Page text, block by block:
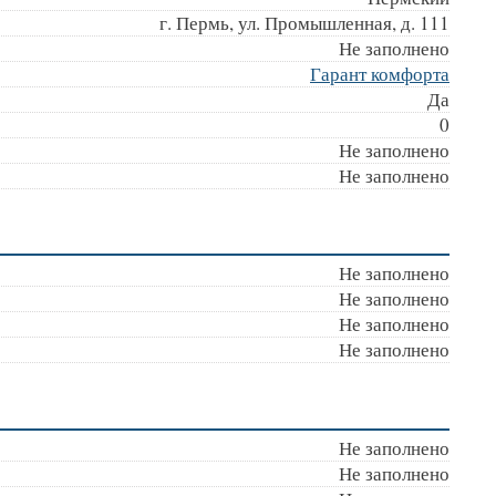
г. Пермь, ул. Промышленная, д. 111
Не заполнено
Гарант комфорта
Да
0
Не заполнено
Не заполнено
Не заполнено
Не заполнено
Не заполнено
Не заполнено
Не заполнено
Не заполнено